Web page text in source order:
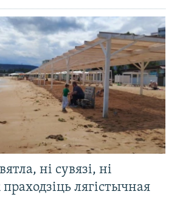
ні сувязі, ні
лягістычная